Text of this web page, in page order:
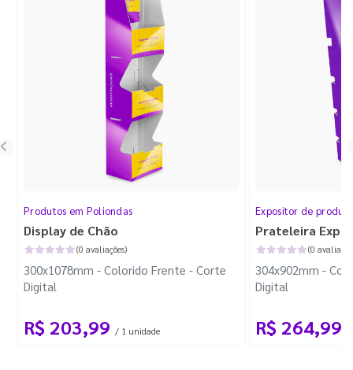
Produtos em Poliondas
Display de Chão
(0 avaliações)
300x1078mm - Colorido Frente - Corte
Digital
R$ 203,99 / 1 unidade
Expositor de
Prateleira
(0
304x902mm -
Digital
R$ 264,99